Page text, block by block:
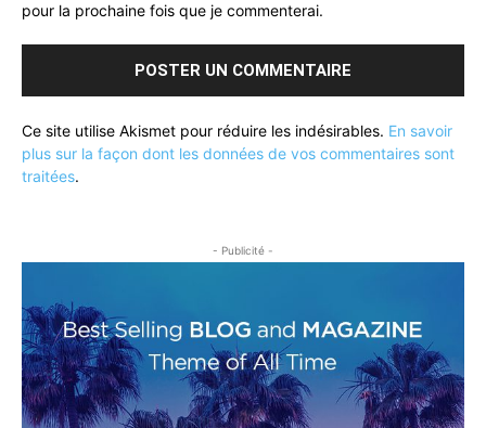
pour la prochaine fois que je commenterai.
Ce site utilise Akismet pour réduire les indésirables. En savoir
plus sur la façon dont les données de vos commentaires sont
traitées.
- Publicité -